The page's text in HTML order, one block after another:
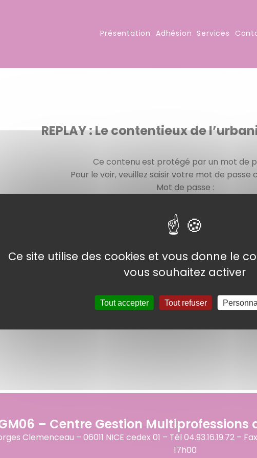
Présentation Adhésion Services
REPLAY : Le contentieux de
Ce contenu est protégé par un mot de
Pour le voir, veuillez saisir votre mot de passe
Mot de passe :
– Centre Gestion
Clemenceau – 06011 NICE cedex 01 – Tél 04.93.16.19.72 –
17h00
Ce site utilise des cookies et vous donne le
vous souhaitez activer
Tout accepter Tout refuser